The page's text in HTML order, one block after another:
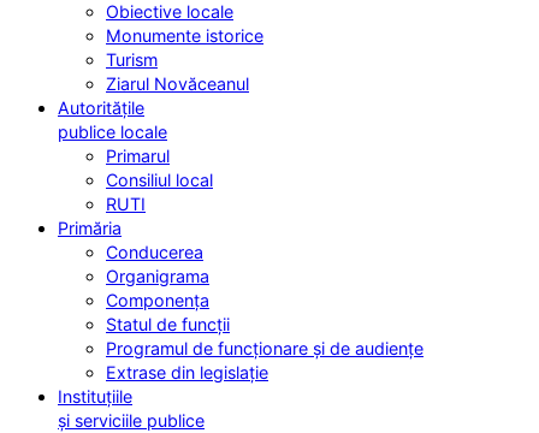
Obiective locale
Monumente istorice
Turism
Ziarul Novăceanul
Autoritățile
publice locale
Primarul
Consiliul local
RUTI
Primăria
Conducerea
Organigrama
Componența
Statul de funcții
Programul de funcționare și de audiențe
Extrase din legislație
Instituțiile
și serviciile publice